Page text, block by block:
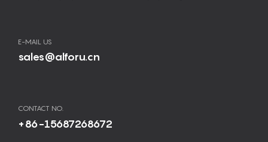
E-MAIL US
sales@alforu.cn
CONTACT NO.
+86-15687268672